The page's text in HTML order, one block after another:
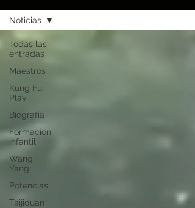
Todas las
entradas
Maestros
Kung Fu
Play
Biografía
Formación
infantil
Wang
Yang
Potencias
Taijiquan
Noticias